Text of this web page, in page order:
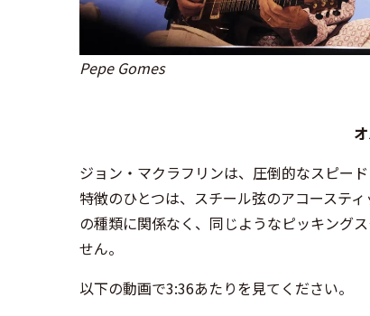
Pepe Gomes
ジョン・マクラフリンは、圧倒的なスピー
特徴のひとつは、スチール弦のアコーステ
の種類に関係なく、同じようなピッキング
せん。
以下の動画で3:36あたりを見てください。